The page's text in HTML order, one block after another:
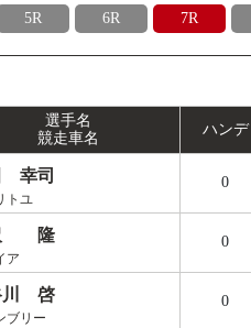
5R 6R 7R
選手名
競走車名
ハンデ
幸司
トユ
0
隆
ア
0
川 啓
ブリー
0